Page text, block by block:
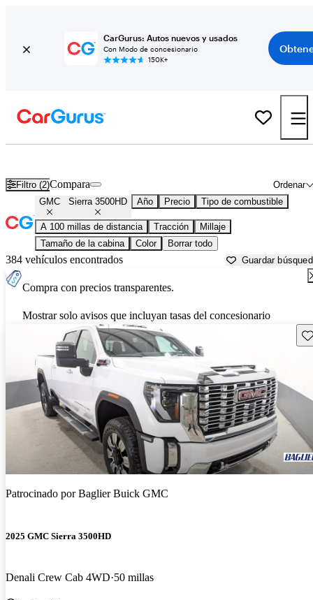
CarGurus: Autos nuevos y usados
Con Modo de concesionario
150K+
Filtro (2) Ordenar
Compara
GMC Sierra 3500HD Año Precio Tipo de combustible
A 100 millas de distancia Tracción
Millaje
Tamaño de la cabina
Color Borrar todo
384 vehículos encontrados Guardar
Compra con precios transparentes.
Mostrar solo avisos que incluyan tasas del concesionario
Patrocinado porBaglier Buick GMC
2025 GMC Sierra 3500HD
Denali Crew Cab 4WD 50 millas